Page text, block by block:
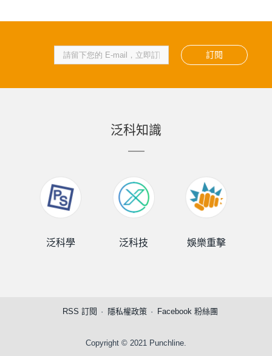
訂閱
泛科知識
泛科學 泛科技 娛樂重擊
RSS 訂閱 隱私權政策 Facebook 粉絲團
Copyright © 2021 Punchline.